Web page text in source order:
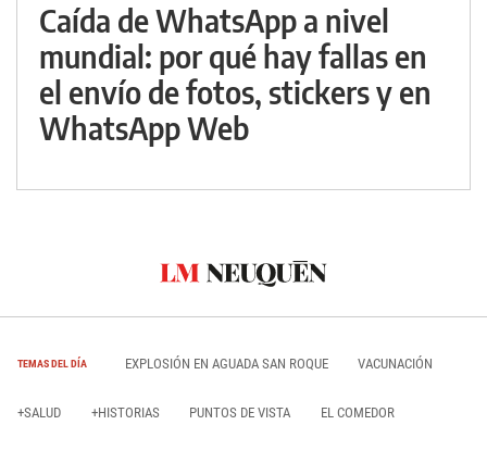
Caída de WhatsApp a nivel
mundial: por qué hay fallas en
el envío de fotos, stickers y en
WhatsApp Web
TEMAS DEL DÍA EXPLOSIÓN EN AGUADA SAN ROQUE VACUNACIÓN
+SALUD +HISTORIAS PUNTOS DE VISTA EL COMEDOR